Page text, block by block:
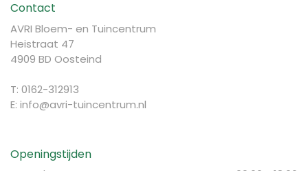
Contact
AVRI Bloem- en Tuincentrum
Heistraat 47
4909 BD Oosteind
T: 0162-312913
E: info@avri-tuincentrum.nl
Openingstijden